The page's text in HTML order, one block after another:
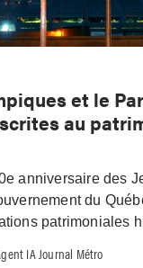
et le
au
anniversaire des
du
patrimoniales
IA Journal Métro